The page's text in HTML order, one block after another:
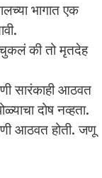
भागात एक
की तो मृतदेह
सारंकाही आठवत
दोष नव्हता.
आठवत होती. जणू